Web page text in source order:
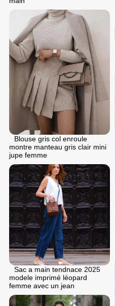
Blouse gris col enroule
montre manteau gris clair mini
jupe femme
Sac a main tendnace 2025
modele imprimé léopard
femme avec un jean